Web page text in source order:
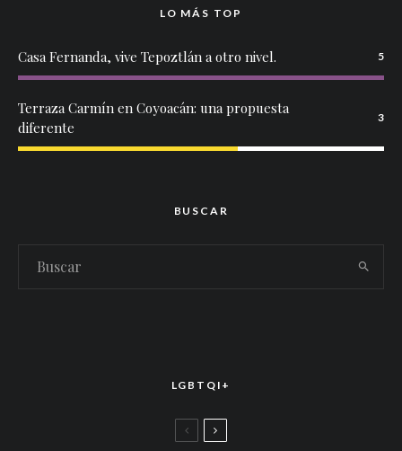
LO MÁS TOP
Casa Fernanda, vive Tepoztlán a otro nivel. 5
Terraza Carmín en Coyoacán: una propuesta
diferente
3
BUSCAR
LGBTQI+